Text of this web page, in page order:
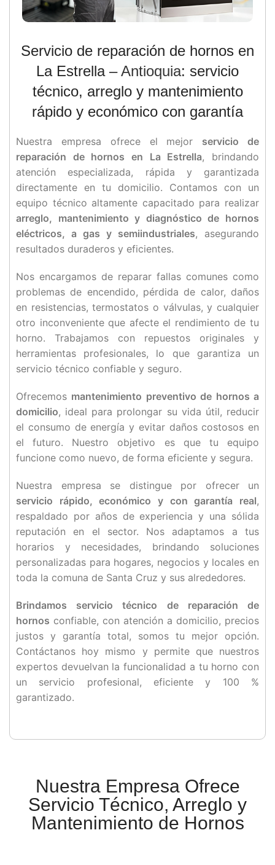
Servicio de reparación de hornos en
La Estrella –Antioquia: servicio
técnico, arreglo y mantenimiento
rápido y económico con garantía
Nuestra empresa ofrece el mejor servicio de
reparación de hornos en La Estrella, brindando
atención especializada, rápida y garantizada
directamente en tu domicilio. Contamos con un
equipo técnico altamente capacitado para realizar
arreglo, mantenimiento y diagnóstico de hornos
eléctricos, a gas y semiindustriales, asegurando
resultados duraderos y eficientes.
Nos encargamos de reparar fallas comunes como
problemas de encendido, pérdida de calor, daños
en resistencias, termostatos o válvulas, y cualquier
otro inconveniente que afecte el rendimiento de tu
horno. Trabajamos con repuestos originales y
herramientas profesionales, lo que garantiza un
servicio técnico confiable y seguro.
Ofrecemos mantenimiento preventivo de hornos a
domicilio, ideal para prolongar su vida útil, reducir
el consumo de energía y evitar daños costosos en
el futuro. Nuestro objetivo es que tu equipo
funcione como nuevo, de forma eficiente y segura.
Nuestra empresa se distingue por ofrecer un
servicio rápido, económico y con garantía real,
respaldado por años de experiencia y una sólida
reputación en el sector. Nos adaptamos a tus
horarios y necesidades, brindando soluciones
personalizadas para hogares, negocios y locales en
toda la comuna de Santa Cruz y sus alrededores.
Brindamos servicio técnico de reparación de
hornos confiable, con atención a domicilio, precios
justos y garantía total, somos tu mejor opción.
Contáctanos hoy mismo y permite que nuestros
expertos devuelvan la funcionalidad a tu horno con
un servicio profesional, eficiente y 100 %
garantizado.
Nuestra Empresa Ofrece
Servicio Técnico, Arreglo y
Mantenimiento de Hornos